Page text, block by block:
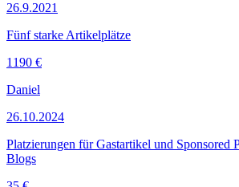
26.9.2021
Fünf starke Artikelplätze
1190 €
Daniel
26.10.2024
Platzierungen für Gastartikel und Sponsored
Blogs